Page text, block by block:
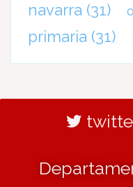
navarra (31)
primaria (31)